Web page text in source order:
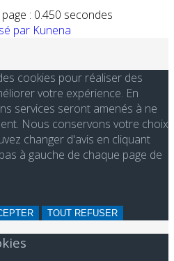
: 0.450 secondes
par Kunena
cookies pour réaliser des
votre expérience. En
services seront amenés à ne
Nous conservons votre choix
changer d'avis en cliquant
à gauche de chaque page de
TOUT REFUSER